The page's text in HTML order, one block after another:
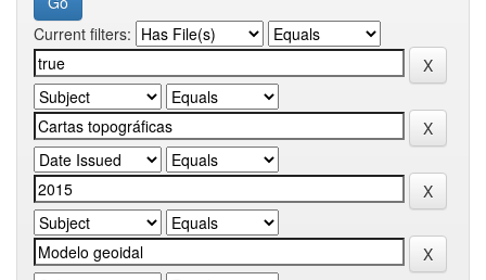
Current filters: